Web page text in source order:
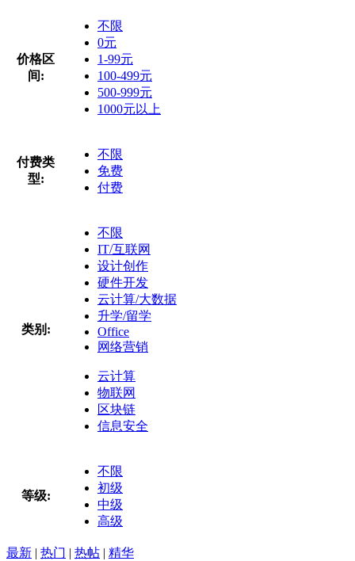
价格区
间:
不限
0元
1-99元
100-499元
500-999元
1000元以上
付费类
型:
不限
免费
付费
类别:
不限
IT/互联网
设计创作
硬件开发
云计算/大数据
升学/留学
Office
网络营销
云计算
物联网
区块链
信息安全
等级:
不限
初级
中级
高级
最新 | 热门 | 热帖 | 精华